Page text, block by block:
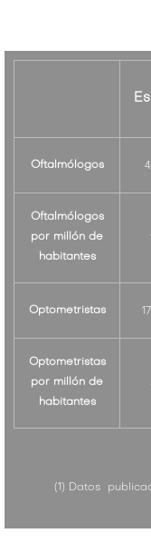
Oftalmólogos
Oftalmólogos
por millón de
habitantes
Optometristas
Optometristas
por millón de
habitantes
(1) Datos